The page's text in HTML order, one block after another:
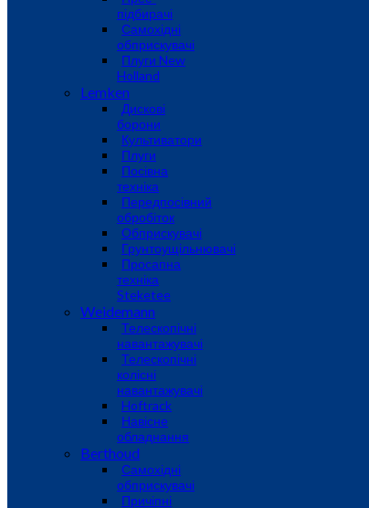
підбирачі
Самохідні
обприскувачі
Плуги New
Holland
Lemken
Дискові
борони
Культиватори
Плуги
Посівна
техніка
Передпосівний
обробіток
Обприскувачі
Грунтоущільнювачі
Просапна
техніка
Steketee
Weidemann
Телескопічні
навантажувачі
Телескопічні
колісні
навантажувачі
Hoftrack
Навісне
обладнання
Berthoud
Самохідні
обприскувачі
Причіпні